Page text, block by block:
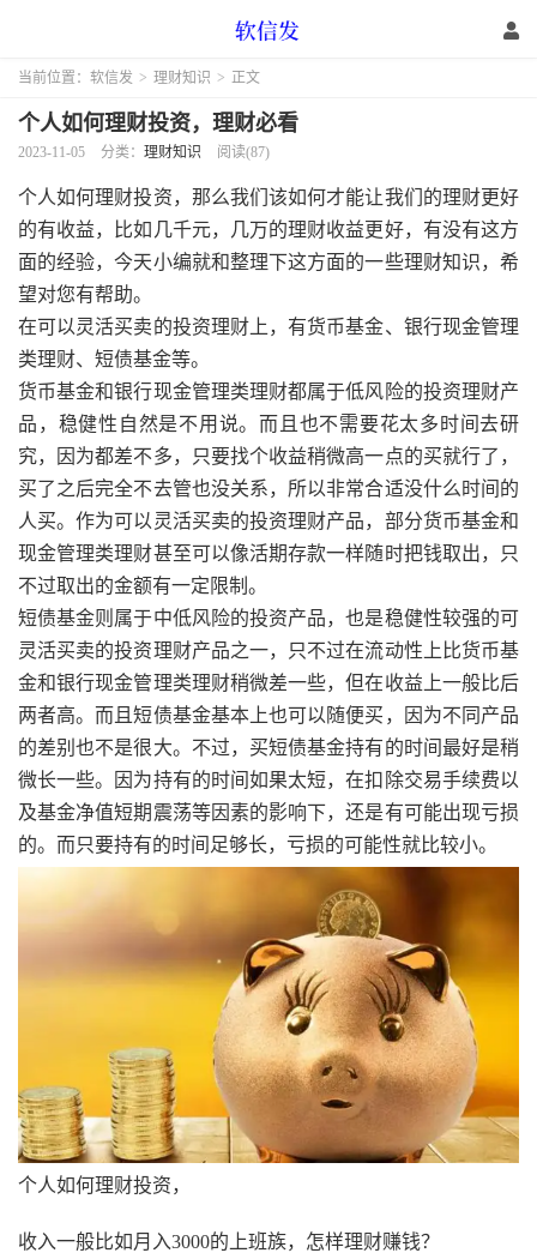
当前位置： 软信发 > 理财知识 > 正文
个人如何理财投资，理财必看
2023-11-05 分类： 理财知识 阅读(87)
个人如何理财投资，那么我们该如何才能让我们的理财更好
的有收益，比如几千元，几万的理财收益更好，有没有这方
面的经验，今天小编就和整理下这方面的一些理财知识，希
望对您有帮助。
在可以灵活买卖的投资理财上，有货币基金、银行现金管理
类理财、短债基金等。
货币基金和银行现金管理类理财都属于低风险的投资理财产
品，稳健性自然是不用说。而且也不需要花太多时间去研
究，因为都差不多，只要找个收益稍微高一点的买就行了，
买了之后完全不去管也没关系，所以非常合适没什么时间的
人买。作为可以灵活买卖的投资理财产品，部分货币基金和
现金管理类理财甚至可以像活期存款一样随时把钱取出，只
不过取出的金额有一定限制。
短债基金则属于中低风险的投资产品，也是稳健性较强的可
灵活买卖的投资理财产品之一，只不过在流动性上比货币基
金和银行现金管理类理财稍微差一些，但在收益上一般比后
两者高。而且短债基金基本上也可以随便买，因为不同产品
的差别也不是很大。不过，买短债基金持有的时间最好是稍
微长一些。因为持有的时间如果太短，在扣除交易手续费以
及基金净值短期震荡等因素的影响下，还是有可能出现亏损
的。而只要持有的时间足够长，亏损的可能性就比较小。
个人如何理财投资，
收入一般比如月入3000的上班族，怎样理财赚钱？